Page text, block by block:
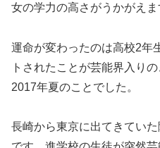
女の学力の高さがうかがえま
運命が変わったのは高校2年
トされたことが芸能界入り
2017年夏のことでした。
長崎から東京に出てきてい